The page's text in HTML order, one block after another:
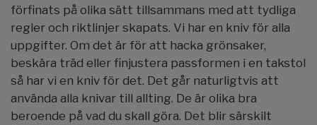
förfinats på olika sätt tillsammans med att tydliga
regler och riktlinjer skapats. Vi har en kniv för alla
uppgifter. Om det är för att hacka grönsaker,
beskära träd eller finjustera passformen i en takstol
så har vi en kniv för det. Det går naturligtvis att
använda alla knivar till allting. De är olika bra
beroende på vad du skall göra. Det blir särskilt